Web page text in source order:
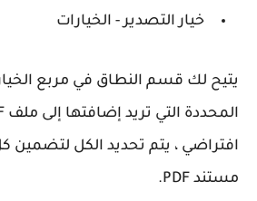
خيار التصدير - الخيارات
يتيح لك قسم النطاق في مربع
افتراضي ، يتم تحديد الكل لتضمين
مستند PDF.